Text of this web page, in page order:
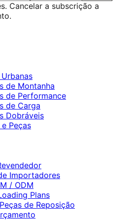
Cancelar a subscrição a
de Montanha
de Performance
de Carga
Dobráveis
Peças
Importadores
/ ODM
Plans
de Reposição